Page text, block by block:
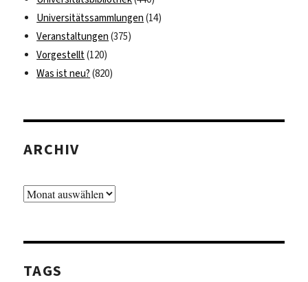
Universitätssammlungen (14)
Veranstaltungen (375)
Vorgestellt(120)
Was ist neu? (820)
ARCHIV
Archiv
TAGS